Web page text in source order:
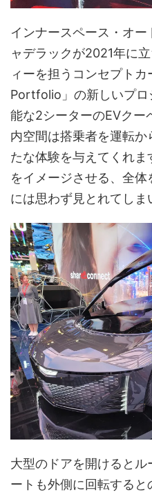
インナースペース・オ
ャデラックが2021年に
ィーを担うコンセプト
Portfolio」の新しいプロ
能な2シーターのEVクー
内空間は搭乗者を運転
たな体験を与えてくれ
をイメージさせる、全
には思わず見とれてしま
大型のドアを開けると
ートも外側に回転する